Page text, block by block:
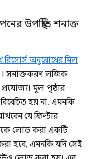
উপস্থিতি শনাক্ত
রিসোর্স অনুরোধের মিল
। সনাক্তকরণ লজিক
প্রযোজ্য। মূল পৃষ্ঠার
হয় না, এমনকি
যে ফিল্টার
লোড করা একটি
হবে, এমনকি যদি সেই